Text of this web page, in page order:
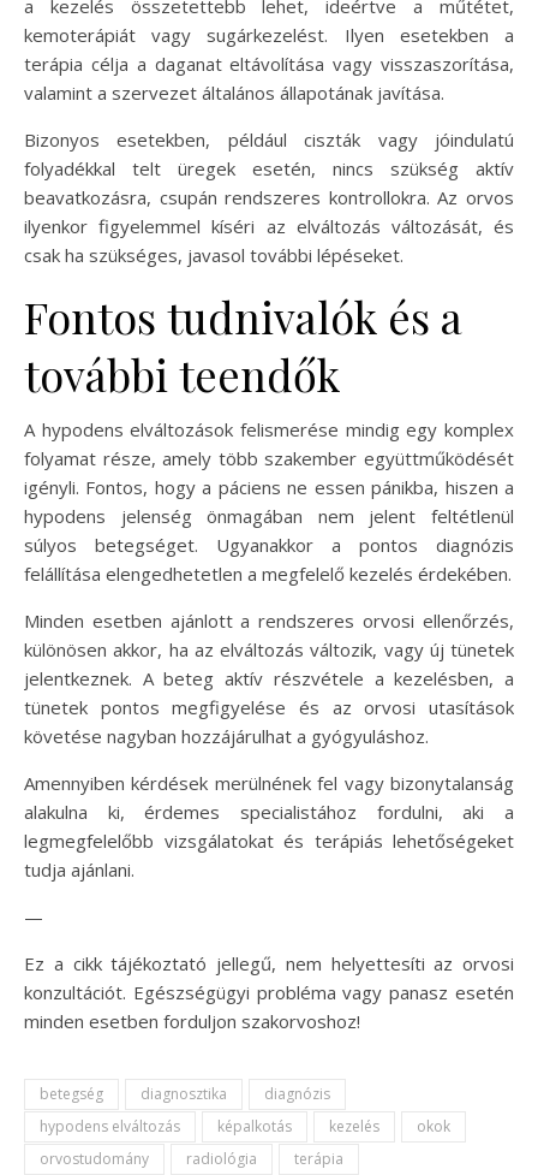
a kezelés összetettebb lehet, ideértve a műtétet,
kemoterápiát vagy sugárkezelést. Ilyen esetekben a
terápia célja a daganat eltávolítása vagy visszaszorítása,
valamint a szervezet általános állapotának javítása.
Bizonyos esetekben, például ciszták vagy jóindulatú
folyadékkal telt üregek esetén, nincs szükség aktív
beavatkozásra, csupán rendszeres kontrollokra. Az orvos
ilyenkor figyelemmel kíséri az elváltozás változását, és
csak ha szükséges, javasol további lépéseket.
Fontos tudnivalók és a
további teendők
A hypodens elváltozások felismerése mindig egy komplex
folyamat része, amely több szakember együttműködését
igényli. Fontos, hogy a páciens ne essen pánikba, hiszen a
hypodens jelenség önmagában nem jelent feltétlenül
súlyos betegséget. Ugyanakkor a pontos diagnózis
felállítása elengedhetetlen a megfelelő kezelés érdekében.
Minden esetben ajánlott a rendszeres orvosi ellenőrzés,
különösen akkor, ha az elváltozás változik, vagy új tünetek
jelentkeznek. A beteg aktív részvétele a kezelésben, a
tünetek pontos megfigyelése és az orvosi utasítások
követése nagyban hozzájárulhat a gyógyuláshoz.
Amennyiben kérdések merülnének fel vagy bizonytalanság
alakulna ki, érdemes specialistához fordulni, aki a
legmegfelelőbb vizsgálatokat és terápiás lehetőségeket
tudja ajánlani.
—
Ez a cikk tájékoztató jellegű, nem helyettesíti az orvosi
konzultációt. Egészségügyi probléma vagy panasz esetén
minden esetben forduljon szakorvoshoz!
betegség diagnosztika
diagnózis
hypodens elváltozás
képalkotás kezelés
okok
orvostudomány
radiológia terápia